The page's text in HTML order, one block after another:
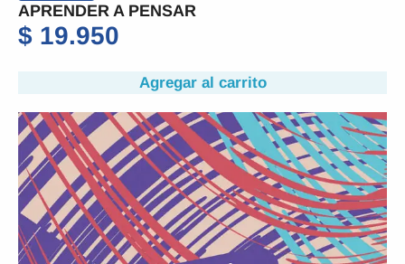
APRENDER A PENSAR
$ 19.950
Agregar al carrito